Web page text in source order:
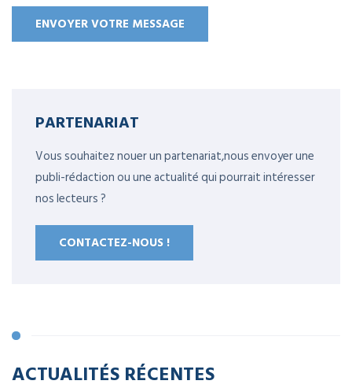
PARTENARIAT
Vous souhaitez nouer un partenariat,nous envoyer une
publi-rédaction ou une actualité qui pourrait intéresser
nos lecteurs ?
CONTACTEZ-NOUS !
ACTUALITÉS RÉCENTES